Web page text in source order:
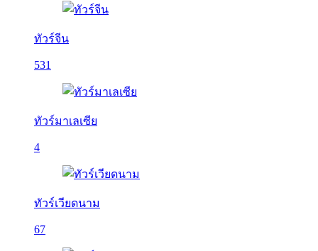
ทัวร์จีน
531
ทัวร์มาเลเซีย
4
ทัวร์เวียดนาม
67